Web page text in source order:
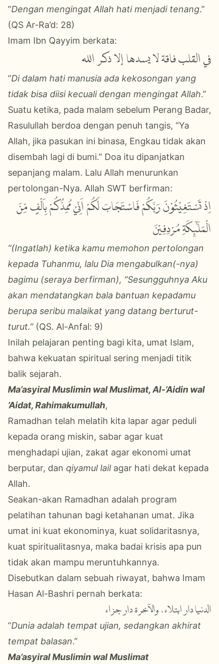
“Dengan mengingat Allah hati menjadi tenang.”
(QS Ar-Ra’d: 28)
Imam Ibn Qayyim berkata:
في القلب فاقة لا يسدها إلا ذكر الله
“Di dalam hati manusia ada kekosongan yang
tidak bisa diisi kecuali dengan mengingat Allah.”
Suatu ketika, pada malam sebelum Perang Badar,
Rasulullah berdoa dengan penuh tangis, “Ya
Allah, jika pasukan ini binasa, Engkau tidak akan
disembah lagi di bumi.” Doa itu dipanjatkan
sepanjang malam. Lalu Allah menurunkan
pertolongan-Nya. Allah SWT berfirman:
اِذْ تَسْتَغِيْثُوْنَ رَبَّكُمْ فَاسْتَجَابَ لَكُمْ اَنِّيْ مُمِدُّكُمْ بِاَلْفٍ مِّنَ
الْمَلٰۤىِٕكَةِ مُرْدِفِيْنَ
“(Ingatlah) ketika kamu memohon pertolongan
kepada Tuhanmu, lalu Dia mengabulkan(-nya)
bagimu (seraya berfirman), “Sesungguhnya Aku
akan mendatangkan bala bantuan kepadamu
berupa seribu malaikat yang datang berturut-
turut.”(QS. Al-Anfal: 9)
Inilah pelajaran penting bagi kita, umat Islam,
bahwa kekuatan spiritual sering menjadi titik
balik sejarah.
Ma’asyiral Muslimin wal Muslimat, Al-‘Aidin wal
‘Aidat, Rahimakumullah,
Ramadhan telah melatih kita lapar agar peduli
kepada orang miskin, sabar agar kuat
menghadapi ujian, zakat agar ekonomi umat
berputar, dan qiyamul lailagar hati dekat kepada
Allah.
Seakan-akan Ramadhan adalah program
pelatihan tahunan bagi ketahanan umat. Jika
umat ini kuat ekonominya, kuat solidaritasnya,
kuat spiritualitasnya, maka badai krisis apa pun
tidak akan mampu meruntuhkannya.
Disebutkan dalam sebuah riwayat, bahwa Imam
Hasan Al-Bashri pernah berkata:
الدنيا دار ابتلاء، والآخرة دار جزاء
“Dunia adalah tempat ujian, sedangkan akhirat
tempat balasan.”
Ma’asyiral Muslimin wal Muslimat